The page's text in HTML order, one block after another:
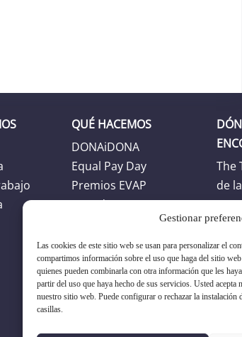
Gestionar
Las cookies de este sitio web se usan para personalizar el
compartimos información sobre el uso que haga del sitio
quienes pueden combinarla con otra información que les
partir del uso que haya hecho de sus servicios. Usted
nuestro sitio web. Puede configurar o rechazar la instalación
casillas.
QUÉ HACEMOS
DONAiDONA
Equal Pay Day
Premios EVAP
Agenda
The
de
-